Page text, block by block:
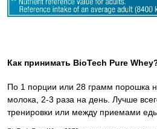
Как принимать BioTech Pure
По 1 порции или 28 грамм порошка
молока, 2-3 раза на день. Лучше
тренировки или между приемами